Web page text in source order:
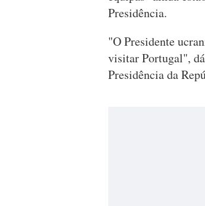
Presidência.
"O Presidente
visitar Portugal",
Presidência da